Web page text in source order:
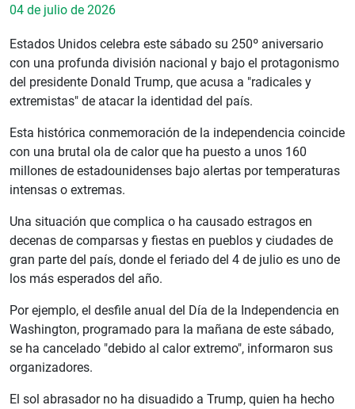
04 de julio de 2026
Estados Unidos celebra este sábado su 250º aniversario
con una profunda división nacional y bajo el protagonismo
del presidente Donald Trump, que acusa a "radicales y
extremistas" de atacar la identidad del país.
Esta histórica conmemoración de la independencia coincide
con una brutal ola de calor que ha puesto a unos 160
millones de estadounidenses bajo alertas por temperaturas
intensas o extremas.
Una situación que complica o ha causado estragos en
decenas de comparsas y fiestas en pueblos y ciudades de
gran parte del país, donde el feriado del 4 de julio es uno de
los más esperados del año.
Por ejemplo, el desfile anual del Día de la Independencia en
Washington, programado para la mañana de este sábado,
se ha cancelado "debido al calor extremo", informaron sus
organizadores.
El sol abrasador no ha disuadido a Trump, quien ha hecho